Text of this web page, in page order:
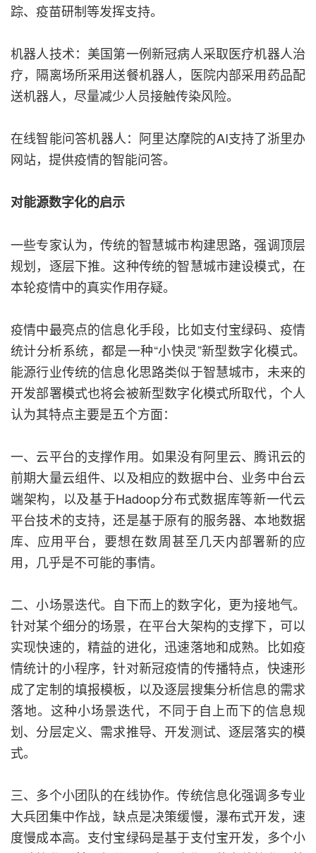
踪、疫苗研制等发挥支持。
机器人技术：美国第一例新冠病人采取医疗机器人治
疗，隔离场所采用送餐机器人，医院内部采用药品配
送机器人，尽量减少人员接触传染风险。
在线智能问答机器人：阿里达摩院的AI支持了浙里办
网站，提供疫情的智能问答。
对能源数字化的启示
一些专家认为，传统的智慧城市构建思路，强调顶层
规划，逐层下推。这种传统的智慧城市建设模式，在
本轮疫情中的真实作用存疑。
疫情中最亮点的信息化手段，比如支付宝绿码、疫情
统计分析系统，都是一种“小快灵”新型数字化模式。
能源行业传统的信息化思路类似于智慧城市，未来的
开发部署模式也将会被新型数字化模式所取代，个人
认为其特点主要是五个方面：
一、云平台的支撑作用。如果没有阿里云、腾讯云的
前期大量云组件、以及相应的数据中台、业务中台云
端架构，以及基于Hadoop分布式数据库等新一代云
平台技术的支持，还是基于原有的服务器、本地数据
库、应用平台，要想在数周甚至几天内部署新的应
用，几乎是不可能的事情。
二、小场景迭代。自下而上的数字化，更为接地气。
针对某个细分的场景，在平台大架构的支撑下，可以
实现快速的，精益的进化，迅速落地和成熟。比如疫
情统计的小程序，针对新冠疫情的传播特点，快速形
成了定制的填报模板，以及逐层搜集分析信息的需求
落地。这种小场景迭代，不同于自上而下的信息规
划、分层定义、需求推导、开发测试、逐层落实的模
式。
三、多个小团队的在线协作。传统信息化强调多专业
大兵团集中作战，缺点是决策缓慢，瀑布式开发，速
度慢成本高。支付宝绿码是基于支付宝开发，多个小